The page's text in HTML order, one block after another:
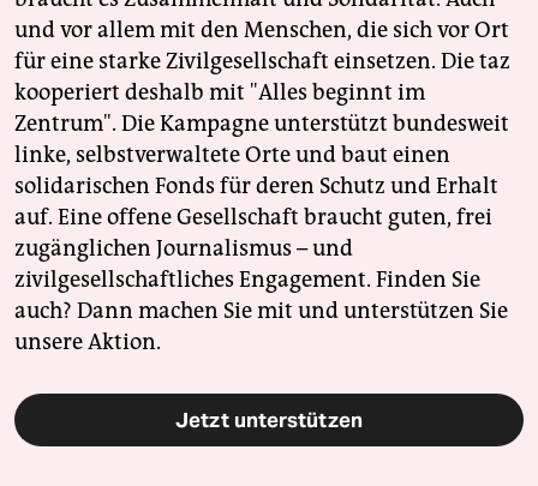
und vor allem mit den Menschen, die sich vor Ort
für eine starke Zivilgesellschaft einsetzen. Die taz
kooperiert deshalb mit "Alles beginnt im
Zentrum". Die Kampagne unterstützt bundesweit
linke, selbstverwaltete Orte und baut einen
solidarischen Fonds für deren Schutz und Erhalt
auf. Eine offene Gesellschaft braucht guten, frei
zugänglichen Journalismus – und
zivilgesellschaftliches Engagement. Finden Sie
auch? Dann machen Sie mit und unterstützen Sie
unsere Aktion.
Jetzt unterstützen